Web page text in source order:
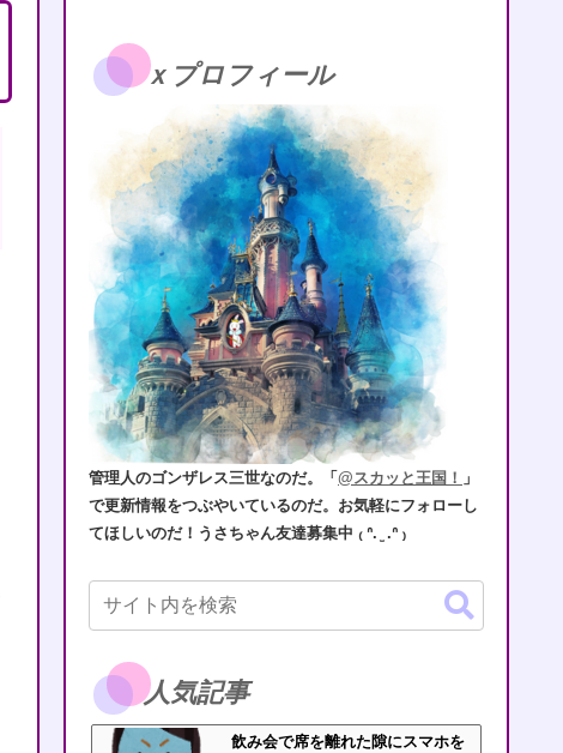
ｘプロフィール
管理人のゴンザレス三世なのだ。「@スカッと王国！ 」
で更新情報をつぶやいているのだ。お気軽にフォローし
てほしいのだ！うさちゃん友達募集中 ₍ ᐢ. ̫ .ᐢ ₎
人気記事
飲み会で席を離れた隙にスマホを